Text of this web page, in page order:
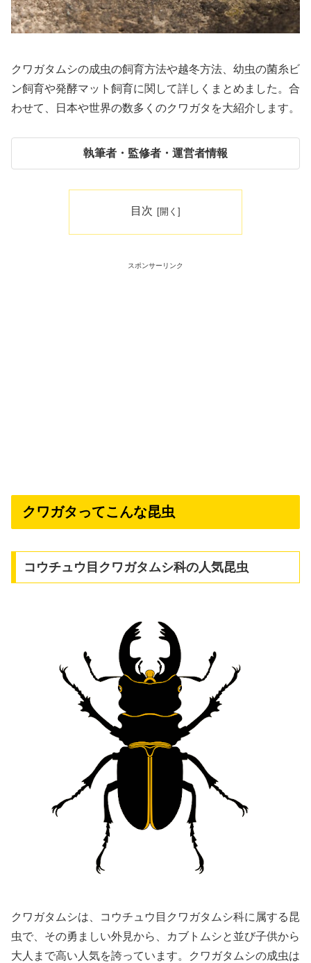
クワガタムシの成虫の飼育方法や越冬方法、幼虫の菌糸ビ
ン飼育や発酵マット飼育に関して詳しくまとめました。合
わせて、日本や世界の数多くのクワガタを大紹介します。
執筆者・監修者・運営者情報
目次
スポンサーリンク
クワガタってこんな昆虫
コウチュウ目クワガタムシ科の人気昆虫
クワガタムシは、コウチュウ目クワガタムシ科に属する昆
虫で、その勇ましい外見から、カブトムシと並び子供から
大人まで高い人気を誇っています。クワガタムシの成虫は